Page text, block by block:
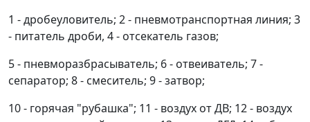
1 - дробеуловитель; 2 - пневмотранспортная линия; 3
- питатель дроби, 4 - отсекатель газов;
5 - пневморазбрасыватель; 6 - отвеиватель; 7 -
сепаратор; 8 - смеситель; 9 - затвор;
10 - горячая "рубашка"; 11 - воздух от ДВ; 12 - воздух